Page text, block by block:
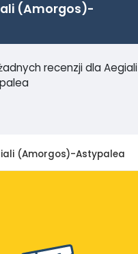
(Amorgos)-
recenzji dla Aegiali
(Amorgos)-Astypalea